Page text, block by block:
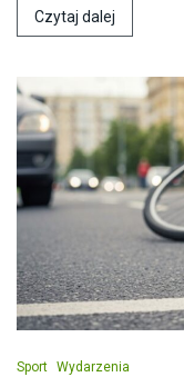
Czytaj dalej
Sport Wydarzenia